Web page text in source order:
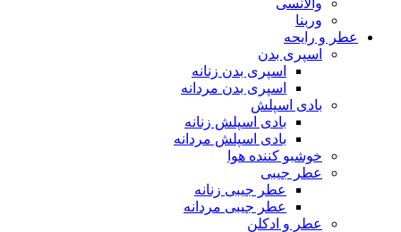
والانسی
وربنا
عطر و رایحه
اسپری بدن
اسپری بدن زنانه
اسپری بدن مردانه
بادی اسپلش
بادی اسپلش زنانه
بادی اسپلش مردانه
خوشبو کننده هوا
عطر جیبی
عطر جیبی زنانه
عطر جیبی مردانه
عطر و ادکلن